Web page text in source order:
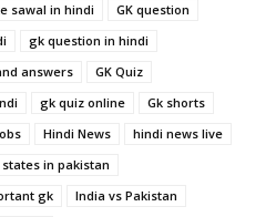
sawal in hindi
GK question
gk question in hindi
answers
GK Quiz
gk quiz online
Gk shorts
Hindi News
hindi news live
in pakistan
gk
India vs Pakistan